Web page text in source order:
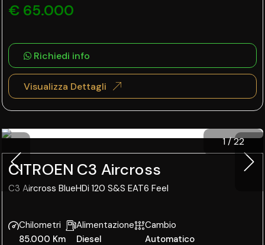
€ 65.000
Richiedi info
Visualizza Dettagli
1/22
CITROEN C3 Aircross
C3 Aircross BlueHDi 120 S&S EAT6 Feel
Chilometri
85.000 Km
Alimentazione
Diesel
Cambio
Automatico